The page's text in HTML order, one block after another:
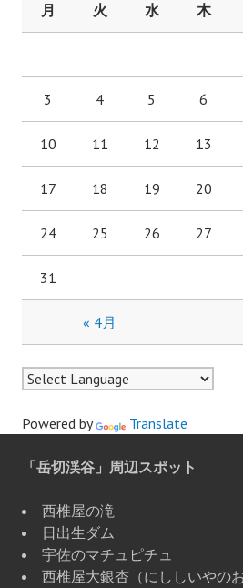
月
火 水 木
« 4月
3 4 5 6
10 11 12 13
17 18 19 20
24 25 26 27
31
Powered by Translate
「岳切渓谷」周辺スポット
西椎屋の滝
日出生ダム
宇佐のマチュピチュ
西椎屋大銀杏（にししいやの